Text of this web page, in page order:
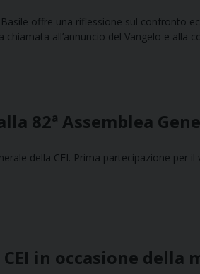
offre una riflessione sul confronto
all’annuncio del Vangelo e alla
82ª Assemblea
della CEI. Prima partecipazione per
in occasione della